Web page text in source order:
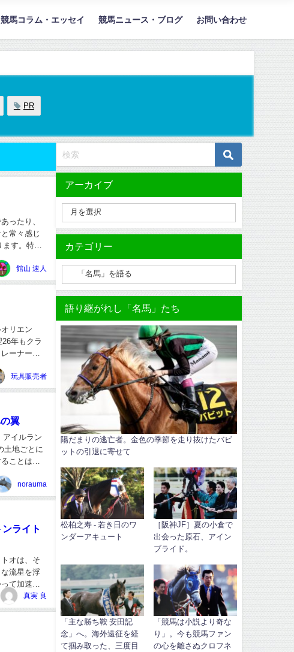
競馬コラム・エッセイ 競馬ニュース・ブログ お問い合わせ
PR
ったり、
常々感じ
す。特に
館山 速人
リエン
年もクラ
ーナーの
玩具販売者
翼
アイルラン
土地ごとに
ことは、
norauma
ライト
オは、そ
流星を浮
て加速し
真実 良
アーカイブ
カテゴリー
語り継がれし「名馬」たち
陽だまりの逃亡者。金色の季節を走り抜けたバビ
ットの引退に寄せて
松柏之寿 - 若き日のワ
ンダーアキュート
［阪神JF］夏の小倉で
出会った原石、アイン
ブライド。
「主な勝ち鞍 安田記
念」へ。海外遠征を経
て掴み取った、三度目
「競馬は小説より奇な
り」。今も競馬ファン
の心を離さぬクロフネ